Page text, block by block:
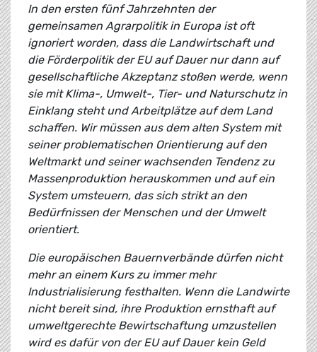
In den ersten fünf Jahrzehnten der
gemeinsamen Agrarpolitik in Europa ist oft
ignoriert worden, dass die Landwirtschaft und
die Förderpolitik der EU auf Dauer nur dann auf
gesellschaftliche Akzeptanz stoßen werde, wenn
sie mit Klima-, Umwelt-, Tier- und Naturschutz in
Einklang steht und Arbeitplätze auf dem Land
schaffen. Wir müssen aus dem alten System mit
seiner problematischen Orientierung auf den
Weltmarkt und seiner wachsenden Tendenz zu
Massenproduktion herauskommen und auf ein
System umsteuern, das sich strikt an den
Bedürfnissen der Menschen und der Umwelt
orientiert.
Die europäischen Bauernverbände dürfen nicht
mehr an einem Kurs zu immer mehr
Industrialisierung festhalten. Wenn die Landwirte
nicht bereit sind, ihre Produktion ernsthaft auf
umweltgerechte Bewirtschaftung umzustellen
wird es dafür von der EU auf Dauer kein Geld